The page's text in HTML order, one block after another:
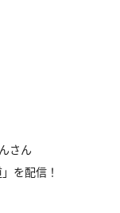
さん
を配信！